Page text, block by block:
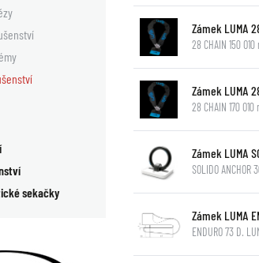
sekačky
Zámek LUMA
28 CHAIN 150
Zámek LUMA
28 CHAIN 170
Zámek LUMA
SOLIDO ANCHOR
Zámek LUMA
ENDURO 73 D.